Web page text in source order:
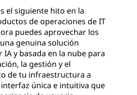
el siguiente hito en la
de operaciones de IT
puedes aprovechar los
genuina solución
y basada en la nube para
la gestión y el
de tu infraestructura a
única e intuitiva que